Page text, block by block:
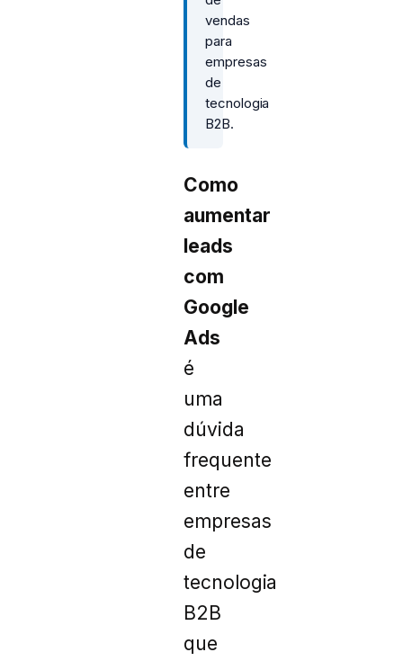
vendas
para
empresas
de
tecnologia
B2B.
Como
aumentar
leads
com
Google
Ads
é
uma
dúvida
frequente
entre
empresas
de
tecnologia
B2B
que